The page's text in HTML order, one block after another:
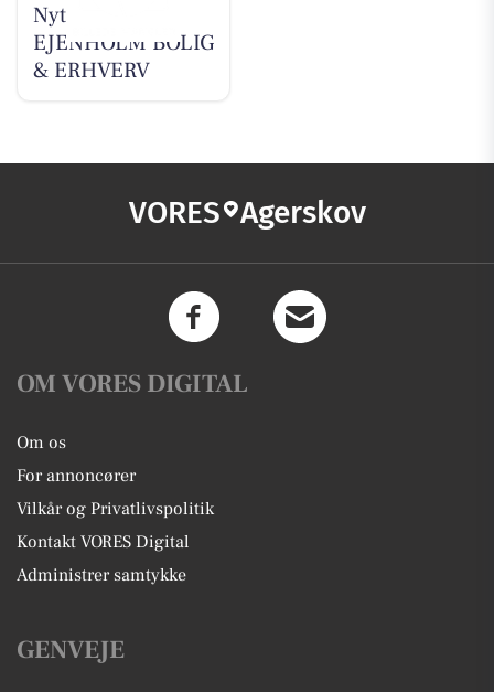
Nyt fra
EJENHOLM BOLIG
& ERHVERV
VORES Agerskov
OM VORES DIGITAL
Om os
For annoncører
Vilkår og Privatlivspolitik
Kontakt VORES Digital
Administrer samtykke
GENVEJE